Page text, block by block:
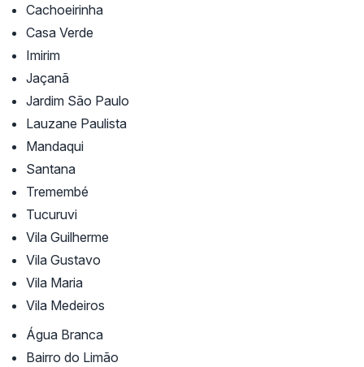
Cachoeirinha
Casa Verde
Imirim
Jaçanã
Jardim São Paulo
Lauzane Paulista
Mandaqui
Santana
Tremembé
Tucuruvi
Vila Guilherme
Vila Gustavo
Vila Maria
Vila Medeiros
Água Branca
Bairro do Limão